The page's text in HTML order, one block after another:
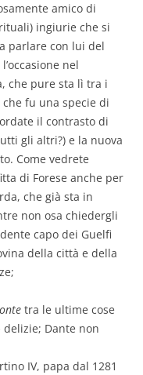
amico di
ingiurie che si
parlare con lui del
nel
che pure sta lì tra i
fu una specie di
il contrasto di
gli altri?) e la nuova
Come vedrete
di Forese anche per
che già sta in
non osa chiedergli
capo dei Guelfi
della città e della
tra le ultime cose
delizie; Dante non
IV, papa dal 1281